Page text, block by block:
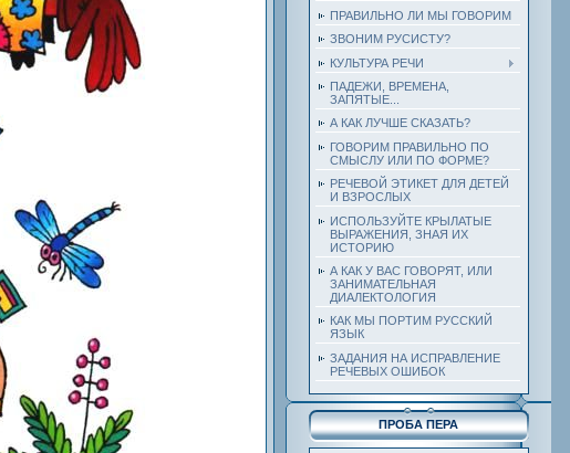
ПРАВИЛЬНО ЛИ МЫ ГОВОРИМ
ЗВОНИМ РУСИСТУ?
КУЛЬТУРА РЕЧИ
ПАДЕЖИ, ВРЕМЕНА,
ЗАПЯТЫЕ...
А КАК ЛУЧШЕ СКАЗАТЬ?
ГОВОРИМ ПРАВИЛЬНО ПО
СМЫСЛУ ИЛИ ПО ФОРМЕ?
РЕЧЕВОЙ ЭТИКЕТ ДЛЯ ДЕТЕЙ
И ВЗРОСЛЫХ
ИСПОЛЬЗУЙТЕ КРЫЛАТЫЕ
ВЫРАЖЕНИЯ, ЗНАЯ ИХ
ИСТОРИЮ
А КАК У ВАС ГОВОРЯТ, ИЛИ
ЗАНИМАТЕЛЬНАЯ
ДИАЛЕКТОЛОГИЯ
КАК МЫ ПОРТИМ РУССКИЙ
ЯЗЫК
ЗАДАНИЯ НА ИСПРАВЛЕНИЕ
РЕЧЕВЫХ ОШИБОК
ПРОБА ПЕРА